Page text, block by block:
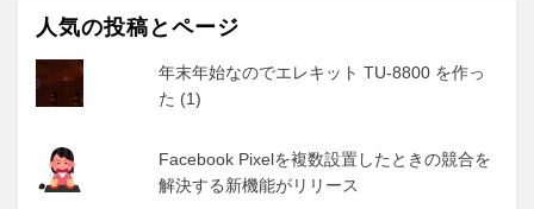
人気の投稿とページ
年末年始なのでエレキット TU-8800 を作っ
た (1)
Facebook Pixelを複数設置したときの競合を
解決する新機能がリリース